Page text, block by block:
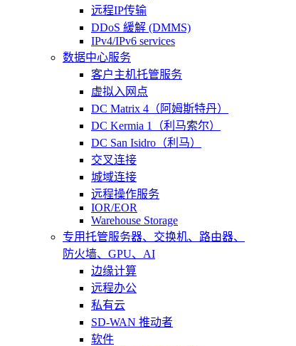
远程IP传输
DDoS 緩解 (DMMS)
IPv4/IPv6 services
数据中心服务
客户主机托管服务
虚拟入网点
DC Matrix 4（阿姆斯特丹）
DC Kermia 1（利马索尔）
DC San Isidro（利马）
交叉连接
城域连接
远程操作服务
IOR/EOR
Warehouse Storage
专用托管服务器、交换机、路由器、
防火墙、GPU、AI
边缘计算
远程办公
私有云
SD-WAN 推动者
软件